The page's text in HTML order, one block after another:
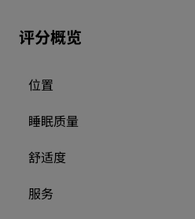
评分概览
位置
睡眠质量
舒适度
服务